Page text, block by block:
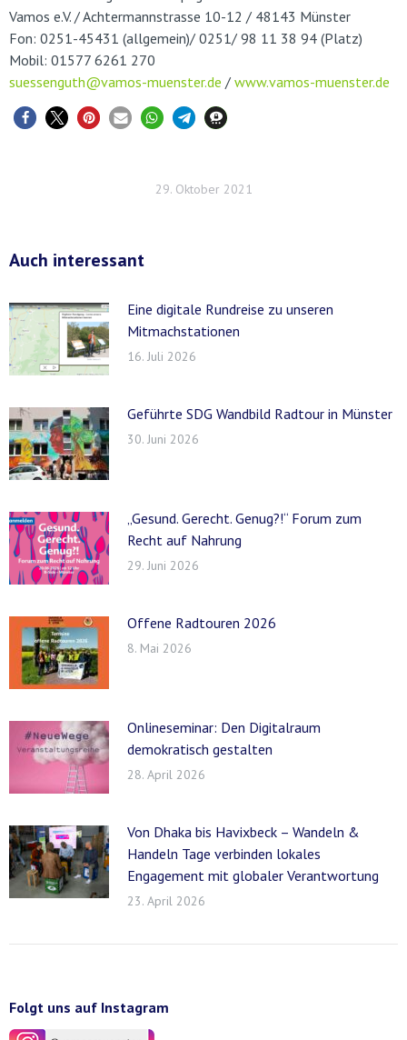
Vamos e.V. / Achtermannstrasse 10-12 / 48143 Münster
Fon: 0251-45431 (allgemein)/ 0251/ 98 11 38 94 (Platz)
Mobil: 01577 6261 270
suessenguth@vamos-muenster.de / www.vamos-muenster.de
29. Oktober 2021
Auch interessant
Eine digitale Rundreise zu unseren
Mitmachstationen
16. Juli 2026
Geführte SDG Wandbild Radtour in Münster
30. Juni 2026
„Gesund. Gerecht. Genug?!“ Forum zum
Recht auf Nahrung
29. Juni 2026
Offene Radtouren 2026
8. Mai 2026
Onlineseminar: Den Digitalraum
demokratisch gestalten
28. April 2026
Von Dhaka bis Havixbeck – Wandeln &
Handeln Tage verbinden lokales
Engagement mit globaler Verantwortung
23. April 2026
Folgt uns auf Instagram